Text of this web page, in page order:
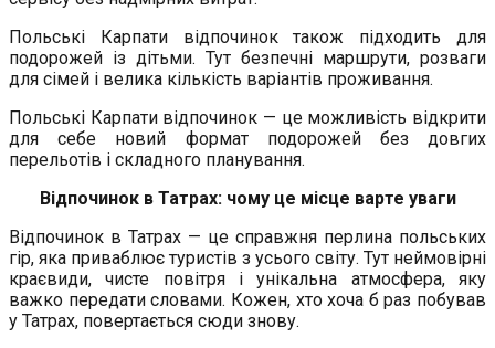
Польські Карпати відпочинок також підходить для
подорожей із дітьми. Тут безпечні маршрути, розваги
для сімей і велика кількість варіантів проживання.
Польські Карпати відпочинок — це можливість відкрити
для себе новий формат подорожей без довгих
перельотів і складного планування.
Відпочинок в Татрах: чому це місце варте уваги
Відпочинок в Татрах — це справжня перлина польських
гір, яка приваблює туристів з усього світу. Тут неймовірні
краєвиди, чисте повітря і унікальна атмосфера, яку
важко передати словами. Кожен, хто хоча б раз побував
у Татрах, повертається сюди знову.